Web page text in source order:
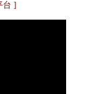
台 ]